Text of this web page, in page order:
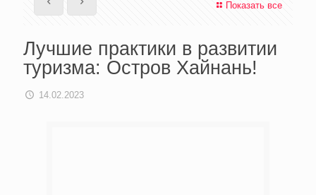
Показать все
Лучшие практики в развитии
туризма: Остров Хайнань!
14.02.2023